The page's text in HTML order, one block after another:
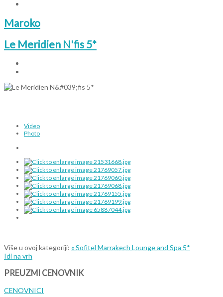
Maroko
Le Meridien N'fis 5*
Video
Photo
Više u ovoj kategoriji: « Sofitel Marrakech Lounge and Spa 5*
Idi na vrh
PREUZMI CENOVNIK
CENOVNICI